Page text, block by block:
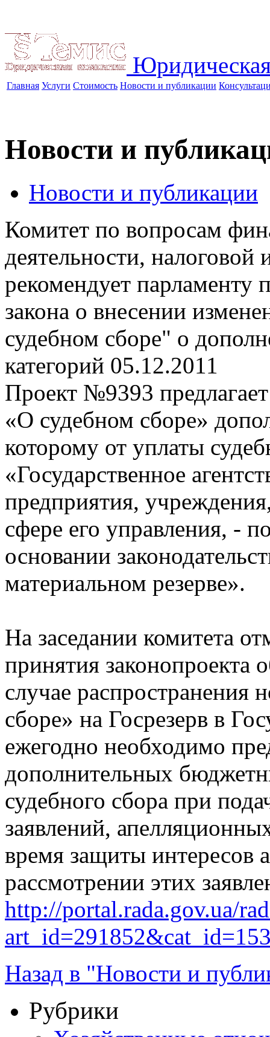
Главная Услуги Стоимость Новости и публикации
Новости и
Новости и публикации
Комитет по вопросам
деятельности,
рекомендует парламенту
закона о внесении
судебном сборе" о
категорий 05.12.2011
Проект №9393
«О судебном сборе»
которому от уплаты
«Государственное
предприятия,
сфере его управления, -
основании
материальном резерве».
На заседании комитета
принятия законопроекта
случае распространения
сборе» на Госрезерв в
ежегодно необходимо
дополнительных
судебного сбора при
заявлений,
время защиты интересов
рассмотрении этих
http://portal.rada.gov.ua/
Назад в "Новости и
Рубрики